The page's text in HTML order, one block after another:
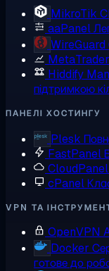
MikroTik
aaPanel
WireGuard
Hiddify
підтримкою
ПАНЕЛІ ХОСТИНГУ
Plesk
FastPanel
CloudPanel
cPanel
VPN ТА
OpenVPN
Docker
готове до